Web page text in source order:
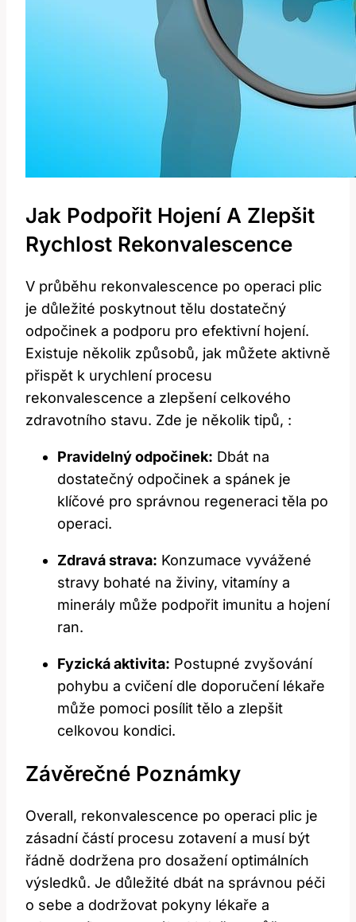
Jak Podpořit Hojení A Zlepšit
Rychlost Rekonvalescence
V průběhu rekonvalescence po operaci plic
je důležité poskytnout tělu dostatečný
odpočinek a podporu pro efektivní hojení.
Existuje několik způsobů, jak můžete aktivně
přispět k urychlení procesu
rekonvalescence a zlepšení celkového
zdravotního stavu. Zde je několik tipů, :
Pravidelný odpočinek: Dbát na
dostatečný odpočinek a spánek je
klíčové pro správnou regeneraci těla po
operaci.
Zdravá strava: Konzumace vyvážené
stravy bohaté na živiny, vitamíny a
minerály může podpořit imunitu a hojení
ran.
Fyzická aktivita: Postupné zvyšování
pohybu a cvičení dle doporučení lékaře
může pomoci posílit tělo a zlepšit
celkovou kondici.
Závěrečné Poznámky
Overall, rekonvalescence po operaci plic je
zásadní částí procesu zotavení a musí být
řádně dodržena pro dosažení optimálních
výsledků. Je důležité dbát na správnou péči
o sebe a dodržovat pokyny lékaře a